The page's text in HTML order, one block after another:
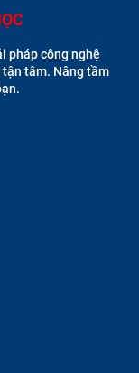
pháp công nghệ
tận tâm. Nâng tầm